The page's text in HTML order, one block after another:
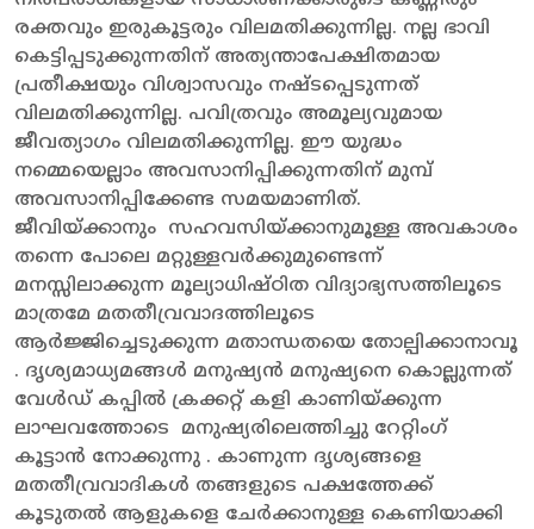
രക്തവും ഇരുകൂട്ടരും വിലമതിക്കുന്നില്ല. നല്ല ഭാവി
കെട്ടിപ്പടുക്കുന്നതിന് അത്യന്താപേക്ഷിതമായ
പ്രതീക്ഷയും വിശ്വാസവും നഷ്ടപ്പെടുന്നത്
വിലമതിക്കുന്നില്ല. പവിത്രവും അമൂല്യവുമായ
ജീവത്യാഗം വിലമതിക്കുന്നില്ല. ഈ യുദ്ധം
നമ്മെയെല്ലാം അവസാനിപ്പിക്കുന്നതിന് മുമ്പ്
അവസാനിപ്പിക്കേണ്ട സമയമാണിത്.
ജീവിയ്ക്കാനും സഹവസിയ്ക്കാനുമൂള്ള അവകാശം
തന്നെ പോലെ മറ്റുള്ളവർക്കുമുണ്ടെന്ന്
മനസ്സിലാക്കുന്ന മൂല്യാധിഷ്ഠിത വിദ്യാഭ്യസത്തിലൂടെ
മാത്രമേ മതതീവ്രവാദത്തിലൂടെ
ആർജ്ജിച്ചെടുക്കുന്ന മതാന്ധതയെ തോല്പിക്കാനാവൂ
. ദൃശ്യമാധ്യമങ്ങൾ മനുഷ്യൻ മനുഷ്യനെ കൊല്ലുന്നത്
വേൾഡ് കപ്പിൽ ക്രക്കറ്റ് കളി കാണിയ്ക്കുന്ന
ലാഘവത്തോടെ മനുഷ്യരിലെത്തിച്ചു റേറ്റിംഗ്
കൂട്ടാൻ നോക്കുന്നു . കാണുന്ന ദൃശ്യങ്ങളെ
മതതീവ്രവാദികൾ തങ്ങളുടെ പക്ഷത്തേക്ക്
കൂടുതൽ ആളുകളെ ചേർക്കാനുള്ള കെണിയാക്കി